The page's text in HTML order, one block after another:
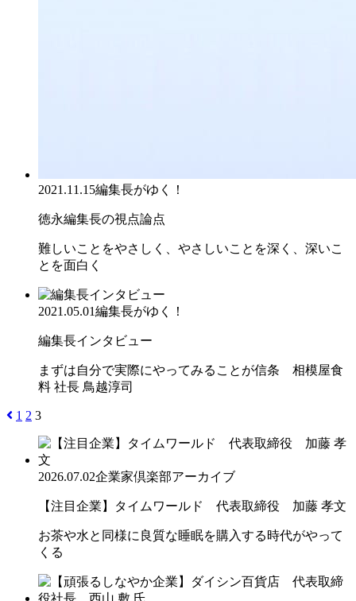
2021.11.15編集長がゆく！
徳永編集長の視点論点
難しいことをやさしく、やさしいことを深く、深いこ
とを面白く
2021.05.01編集長がゆく！
編集長インタビュー
まずは自分で実際にやってみることが信条 相模屋食
料 社長 鳥越淳司
1 2 3
2026.07.02企業家倶楽部アーカイブ
【注目企業】タイムワールド 代表取締役 加藤 孝文
お茶や水と同様に良質な睡眠を購入する時代がやって
くる